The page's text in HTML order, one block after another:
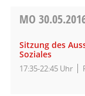
MO
Sitzung des
Soziales
17:35-22:45 Uhr